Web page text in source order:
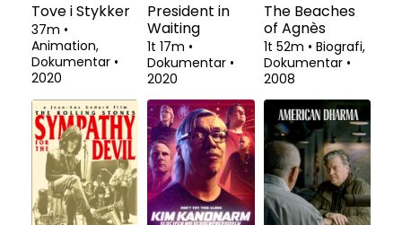
Tove i Stykker
37m •
Animation,
Dokumentar •
2020
President in
Waiting
1t 17m •
Dokumentar •
2020
The Beaches
of Agnès
1t 52m • Biografi,
Dokumentar •
2008